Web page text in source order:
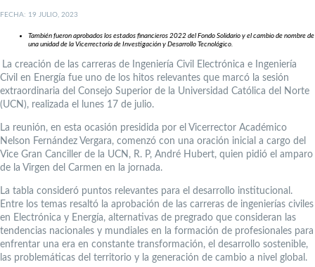
FECHA: 19 JULIO, 2023
También fueron aprobados los estados financieros 2022 del Fondo Solidario y el cambio de nombre de
una unidad de la Vicerrectoría de Investigación y Desarrollo Tecnológico.
La creación de las carreras de Ingeniería Civil Electrónica e Ingeniería
Civil en Energía fue uno de los hitos relevantes que marcó la sesión
extraordinaria del Consejo Superior de la Universidad Católica del Norte
(UCN), realizada el lunes 17 de julio.
La reunión, en esta ocasión presidida por el Vicerrector Académico
Nelson Fernández Vergara, comenzó con una oración inicial a cargo del
Vice Gran Canciller de la UCN, R. P, André Hubert, quien pidió el amparo
de la Virgen del Carmen en la jornada.
La tabla consideró puntos relevantes para el desarrollo institucional.
Entre los temas resaltó la aprobación de las carreras de ingenierías civiles
en Electrónica y Energía, alternativas de pregrado que consideran las
tendencias nacionales y mundiales en la formación de profesionales para
enfrentar una era en constante transformación, el desarrollo sostenible,
las problemáticas del territorio y la generación de cambio a nivel global.